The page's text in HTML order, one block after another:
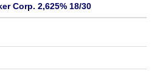
Corp. 2,625% 18/30